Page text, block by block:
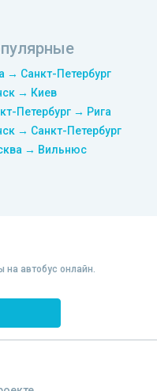
→ Санкт-Петербург
→ Киев
Петербург → Рига
→ Санкт-Петербург
→ Вильнюс
на автобус онлайн.